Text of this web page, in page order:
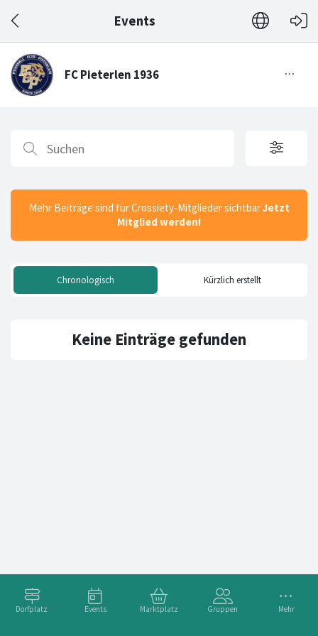
Events
Dorfplatz Events Marktplatz Gruppen Mehr
Mehr Beiträge sind für Crossiety-Mitglieder sichtbarJetzt
Mitglied werden!
Chronologisch Kürzlich erstellt
Keine Einträge gefunden